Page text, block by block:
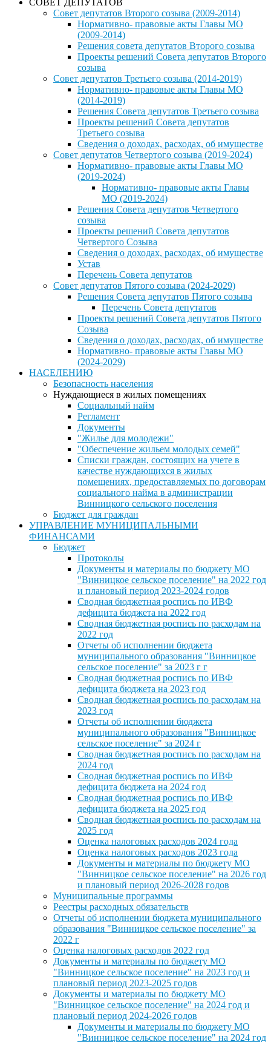
СОВЕТ ДЕПУТАТОВ
Совет депутатов Второго созыва (2009-2014)
Нормативно- правовые акты Главы МО
(2009-2014)
Решения совета депутатов Второго созыва
Проекты решений Совета депутатов Второго
созыва
Совет депутатов Третьего созыва (2014-2019)
Нормативно- правовые акты Главы МО
(2014-2019)
Решения Совета депутатов Третьего созыва
Проекты решений Совета депутатов
Третьего созыва
Сведения о доходах, расходах, об имуществе
Совет депутатов Четвертого созыва (2019-2024)
Нормативно- правовые акты Главы МО
(2019-2024)
Нормативно- правовые акты Главы
МО (2019-2024)
Решения Совета депутатов Четвертого
созыва
Проекты решений Совета депутатов
Четвертого Созыва
Сведения о доходах, расходах, об имуществе
Устав
Перечень Совета депутатов
Совет депутатов Пятого созыва (2024-2029)
Решения Совета депутатов Пятого созыва
Перечень Совета депутатов
Проекты решений Совета депутатов Пятого
Созыва
Сведения о доходах, расходах, об имуществе
Нормативно- правовые акты Главы МО
(2024-2029)
НАСЕЛЕНИЮ
Безопасность населения
Нуждающиеся в жилых помещениях
Социальный найм
Регламент
Документы
"Жилье для молодежи"
"Обеспечение жильем молодых семей"
Списки граждан, состоящих на учете в
качестве нуждающихся в жилых
помещениях, предоставляемых по договорам
социального найма в администрации
Винницкого сельского поселения
Бюджет для граждан
УПРАВЛЕНИЕ МУНИЦИПАЛЬНЫМИ
ФИНАНСАМИ
Бюджет
Протоколы
Документы и материалы по бюджету МО
"Винницкое сельское поселение" на 2022 год
и плановый период 2023-2024 годов
Сводная бюджетная роспись по ИВФ
дефицита бюджета на 2022 год
Сводная бюджетная роспись по расходам на
2022 год
Отчеты об исполнении бюджета
муниципального образования "Винницкое
сельское поселение" за 2023 г г
Сводная бюджетная роспись по ИВФ
дефицита бюджета на 2023 год
Сводная бюджетная роспись по расходам на
2023 год
Отчеты об исполнении бюджета
муниципального образования "Винницкое
сельское поселение" за 2024 г
Сводная бюджетная роспись по расходам на
2024 год
Сводная бюджетная роспись по ИВФ
дефицита бюджета на 2024 год
Сводная бюджетная роспись по ИВФ
дефицита бюджета на 2025 год
Сводная бюджетная роспись по расходам на
2025 год
Оценка налоговых расходов 2024 года
Оценка налоговых расходов 2023 года
Документы и материалы по бюджету МО
"Винницкое сельское поселение" на 2026 год
и плановый период 2026-2028 годов
Муниципальные программы
Реестры расходных обязательств
Отчеты об исполнении бюджета муниципального
образования "Винницкое сельское поселение" за
2022 г
Оценка налоговых расходов 2022 год
Документы и материалы по бюджету МО
"Винницкое сельское поселение" на 2023 год и
плановый период 2023-2025 годов
Документы и материалы по бюджету МО
"Винницкое сельское поселение" на 2024 год и
плановый период 2024-2026 годов
Документы и материалы по бюджету МО
"Винницкое сельское поселение" на 2024 год